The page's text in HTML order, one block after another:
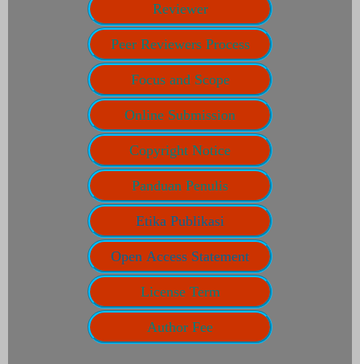
Reviewer
Peer Reviewers Process
Focus and Scope
Online Submission
Copyright Notice
Panduan Penulis
Etika Publikasi
Open Access Statement
License Term
Author Fee